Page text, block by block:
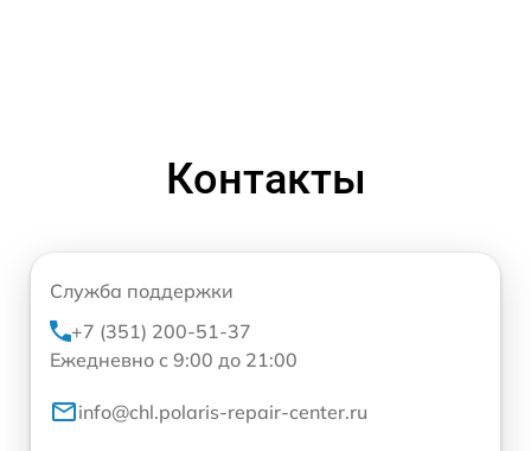
Контакты
Служба поддержки
+7 (351) 200-51-37
Ежедневно с 9:00 до 21:00
info@chl.polaris-repair-center.ru